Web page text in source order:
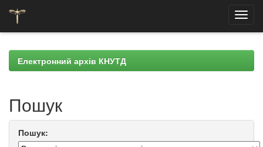
navigationЕлектронний архів КНУТД
Пошук
Пошук: